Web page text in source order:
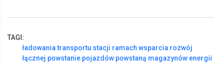
TAGI:
ładowania transportu stacji ramach wsparcia rozwój
łącznej powstanie pojazdów powstaną magazynów energii